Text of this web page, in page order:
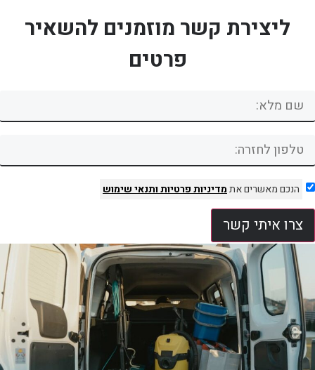
ליצירת קשר מוזמנים להשאיר
פרטים
הנכם מאשרים אתמדיניות פרטיותותנאי שימוש
צרו איתי קשר